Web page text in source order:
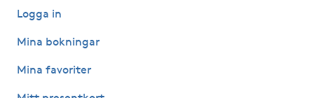
Liktornar
Logga in
Mina bokningar
Mina favoriter